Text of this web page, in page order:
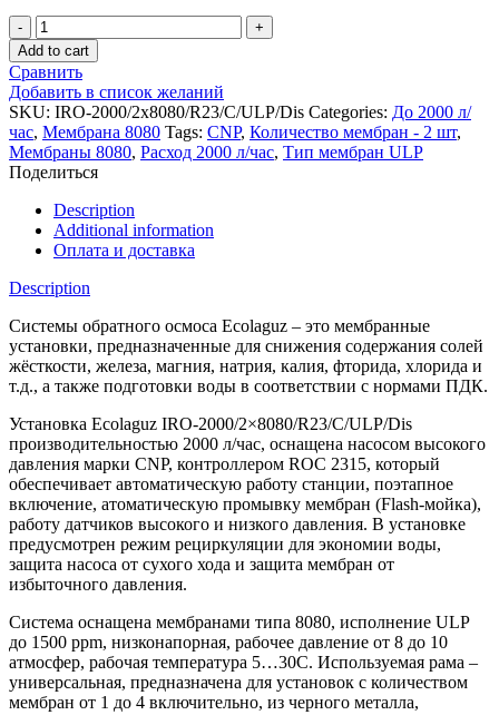
Установка
обратного
осмоса
Ecolaguz
IRO-
2000/2x8080/R23/C/ULP/Dis
quantity
Add to cart
Сравнить
Добавить в список желаний
SKU: IRO-2000/2x8080/R23/C/ULP/Dis Categories: До 2000 л/
час, Мембрана 8080 Tags: CNP, Количество мембран - 2 шт,
Мембраны 8080, Расход 2000 л/час, Тип мембран ULP
Поделиться
Description
Additional information
Оплата и доставка
Description
Системы обратного осмоса Ecolaguz – это мембранные
установки, предназначенные для снижения содержания солей
жёсткости, железа, магния, натрия, калия, фторида, хлорида и
т.д., а также подготовки воды в соответствии с нормами ПДК.
Установка Ecolaguz IRO-2000/2×8080/R23/C/ULP/Dis
производительностью 2000 л/час, оснащена насосом высокого
давления марки CNP, контроллером ROC 2315, который
обеспечивает автоматическую работу станции, поэтапное
включение, атоматическую промывку мембран (Flash-мойка),
работу датчиков высокого и низкого давления. В установке
предусмотрен режим рециркуляции для экономии воды,
защита насоса от сухого хода и защита мембран от
избыточного давления.
Система оснащена мембранами типа 8080, исполнение ULP
до 1500 ppm, низконапорная, рабочее давление от 8 до 10
атмосфер, рабочая температура 5…30С. Используемая рама –
универсальная, предназначена для установок с количеством
мембран от 1 до 4 включительно, из черного металла,